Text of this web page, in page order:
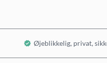
Øjeblikkelig, privat,